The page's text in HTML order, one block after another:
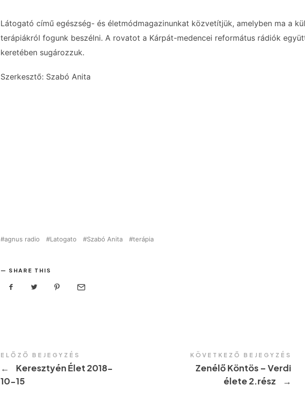
Látogató című egészség- és életmódmagazinunkat közvetítjük, amelyben ma a
terápiákról fogunk beszélni. A rovatot a Kárpát-medencei református rádiók
keretében sugározzuk.
Szerkesztő: Szabó Anita
agnus radio Latogato Szabó Anita terápia
SHARE THIS
ELŐZŐ BEJEGYZÉS
←
Keresztyén Élet 2018-
10-15
KÖVETKEZŐ BEJEGYZÉS
Zenélő Köntös – Verdi
élete 2.rész
→